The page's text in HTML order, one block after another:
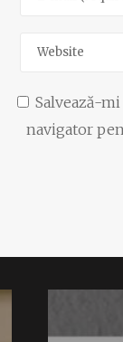
Salvează-
navigator